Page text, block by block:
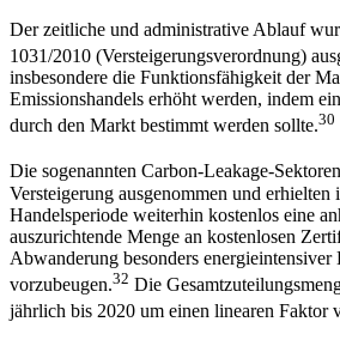
Der zeitliche und administrative Ablauf
1031/2010 (Versteigerungsverordnung)
insbesondere die Funktionsfähigkeit der
Emissionshandels erhöht werden, indem
durch den Markt bestimmt werden sollte.30
Die sogenannten Carbon-Leakage-Sektoren
Versteigerung ausgenommen und erhielten
Handelsperiode weiterhin kostenlos eine
auszurichtende Menge an kostenlosen
Abwanderung besonders energieintensiver
vorzubeugen.32 Die
jährlich bis 2020 um einen linearen Faktor